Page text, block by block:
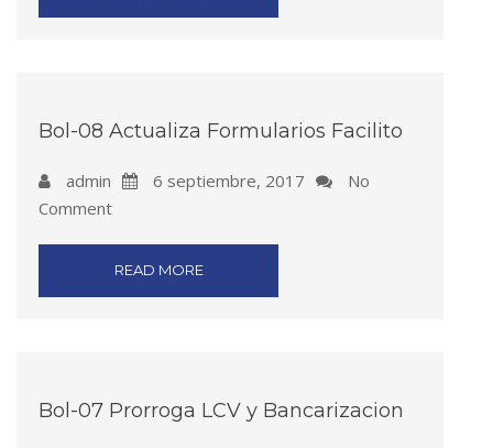
Bol-08 Actualiza Formularios Facilito
admin 6 septiembre, 2017
No
Comment
READ MORE
Bol-07 Prorroga LCV y Bancarizacion